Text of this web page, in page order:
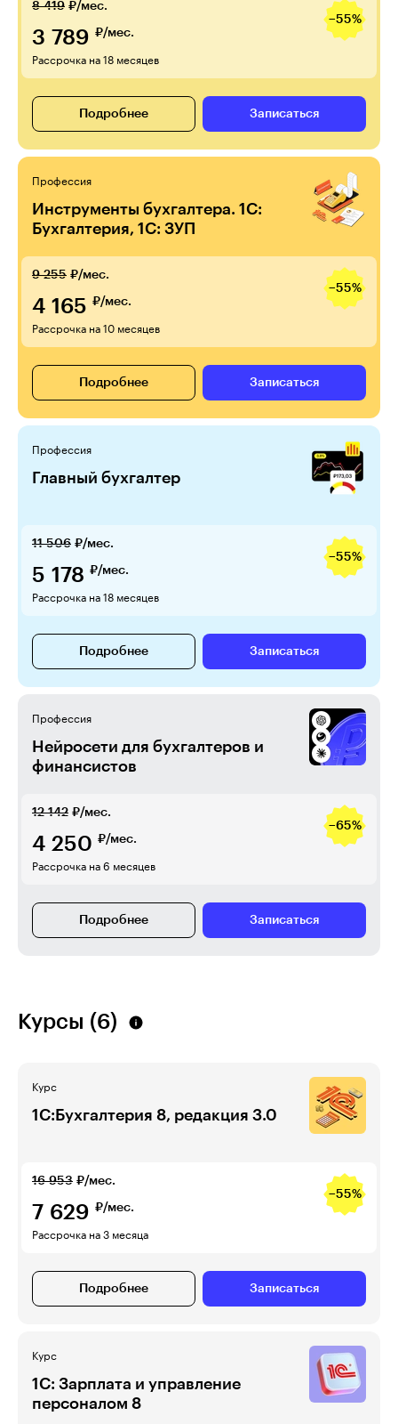
8 419 ₽/мес.
−55%
3 789 ₽/мес.
Рассрочка на 18 месяцев
Подробнее Записаться
Профессия
Инструменты бухгалтера. 1С:
Бухгалтерия, 1С: ЗУП
9 255 ₽/мес.
−55%
4 165 ₽/мес.
Рассрочка на 10 месяцев
Подробнее Записаться
Профессия
Главный бухгалтер
11 506 ₽/мес.
−55%
5 178 ₽/мес.
Рассрочка на 18 месяцев
Подробнее Записаться
Профессия
Нейросети для бухгалтеров и
финансистов
12 142 ₽/мес.
−65%
4 250 ₽/мес.
Рассрочка на 6 месяцев
Подробнее Записаться
Курсы (6)
Курс
1С:Бухгалтерия 8, редакция 3.0
16 953 ₽/мес.
−55%
7 629 ₽/мес.
Рассрочка на 3 месяца
Подробнее Записаться
Курс
1С: Зарплата и управление
персоналом 8